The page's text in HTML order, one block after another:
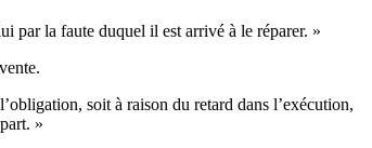
par la faute duquel il est arrivé à le réparer. »
soit à raison du retard dans l’exécution,
»